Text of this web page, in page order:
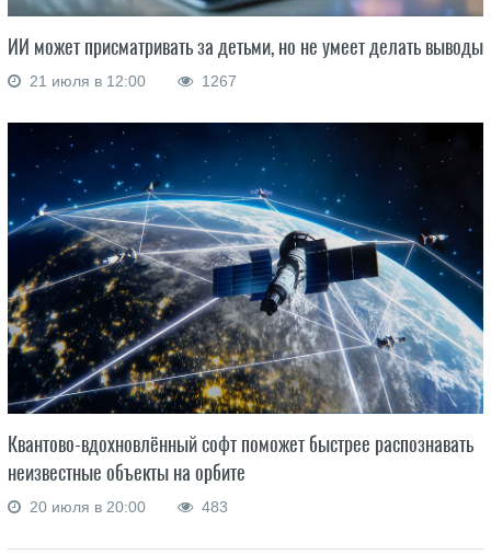
ИИ может присматривать за детьми, но не умеет делать выводы
21 июля в 12:00 1267
Квантово-вдохновлённый софт поможет быстрее распознавать
неизвестные объекты на орбите
20 июля в 20:00 483